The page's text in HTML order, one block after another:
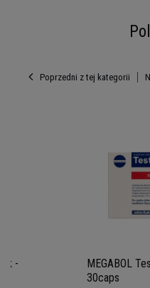
Poprzedni z tej kategorii
-
MEGABOL
30caps